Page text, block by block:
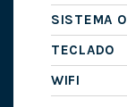
SISTEMA
TECLADO
WIFI